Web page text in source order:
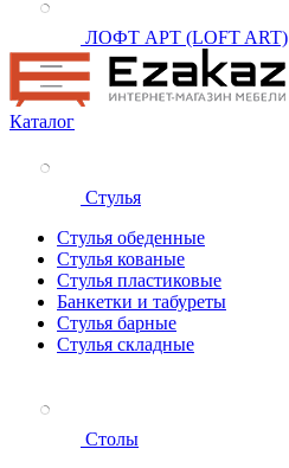
ЛОФТ АРТ (LOFT ART)
Каталог
Стулья
Стулья обеденные
Стулья кованые
Стулья пластиковые
Банкетки и табуреты
Стулья барные
Стулья складные
Столы